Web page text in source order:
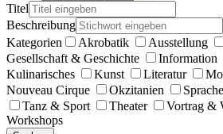
Titel
Beschreibung
Kategorien
Akrobatik Ausstellung
Gesellschaft & Geschichte
Information
Kulinarisches
Kunst Literatur
Nouveau Cirque
Okzitanien
Tanz & Sport
Theater
Vortrag &
Workshops